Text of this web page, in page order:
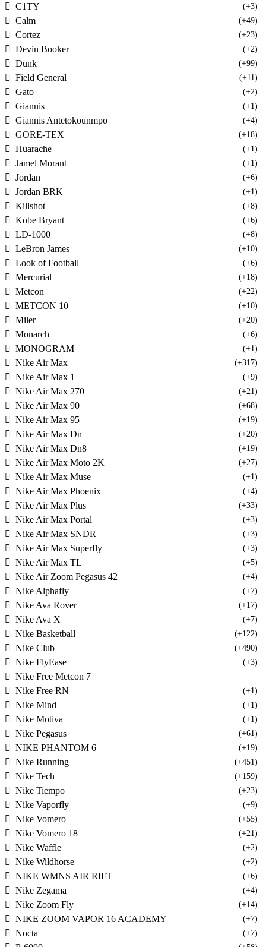
C1TY (+3)
Calm (+49)
Cortez (+23)
Devin Booker (+2)
Dunk (+99)
Field General (+11)
Gato (+2)
Giannis (+1)
Giannis Antetokounmpo (+4)
GORE-TEX (+18)
Huarache (+1)
Jamel Morant (+1)
Jordan (+6)
Jordan BRK (+1)
Killshot (+8)
Kobe Bryant (+6)
LD-1000 (+8)
LeBron James (+10)
Look of Football (+6)
Mercurial (+18)
Metcon (+22)
METCON 10 (+10)
Miler (+20)
Monarch (+6)
MONOGRAM (+1)
Nike Air Max (+317)
Nike Air Max 1 (+9)
Nike Air Max 270 (+21)
Nike Air Max 90 (+68)
Nike Air Max 95 (+19)
Nike Air Max Dn (+20)
Nike Air Max Dn8 (+19)
Nike Air Max Moto 2K (+27)
Nike Air Max Muse (+1)
Nike Air Max Phoenix (+4)
Nike Air Max Plus (+33)
Nike Air Max Portal (+3)
Nike Air Max SNDR (+3)
Nike Air Max Superfly (+3)
Nike Air Max TL (+5)
Nike Air Zoom Pegasus 42 (+4)
Nike Alphafly (+7)
Nike Ava Rover (+17)
Nike Ava X (+7)
Nike Basketball (+122)
Nike Club (+490)
Nike FlyEase (+3)
Nike Free Metcon 7
Nike Free RN
(+1)
Nike Mind (+1)
Nike Motiva (+1)
Nike Pegasus (+61)
NIKE PHANTOM 6 (+19)
Nike Running (+451)
Nike Tech (+159)
Nike Tiempo (+23)
Nike Vaporfly (+9)
Nike Vomero (+55)
Nike Vomero 18 (+21)
Nike Waffle (+2)
Nike Wildhorse (+2)
NIKE WMNS AIR RIFT (+6)
Nike Zegama (+4)
Nike Zoom Fly (+14)
NIKE ZOOM VAPOR 16 ACADEMY (+7)
Nocta (+7)